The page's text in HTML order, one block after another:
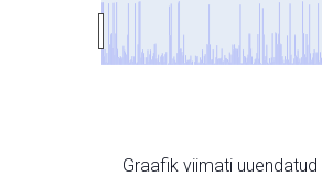
Graafik viimati